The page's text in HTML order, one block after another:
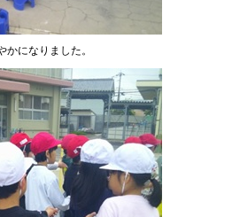
になりました。